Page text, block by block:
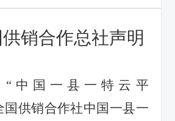
销合作总社声明
“中国一县一特云平
国供销合作社中国一县一